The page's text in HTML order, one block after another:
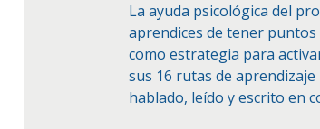
La ayuda psicológica del
aprendices de tener
como estrategia para
sus 16 rutas de
hablado, leído y escrito en